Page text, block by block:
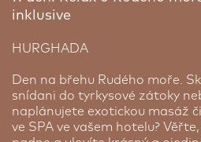
inklusive
HURGHADA
Den na břehu Rudého moře.
snídani do tyrkysové zátoky
naplánujete exotickou masáž
ve SPA ve vašem hotelu?